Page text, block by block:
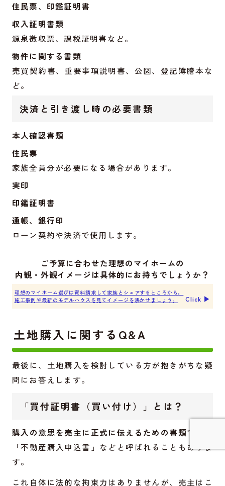
住民票、印鑑証明書
収入証明書類
源泉徴収票、課税証明書など。
物件に関する書類
売買契約書、重要事項説明書、公図、登記簿謄本な
ど。
決済と引き渡し時の必要書類
本人確認書類
住民票
家族全員分が必要になる場合があります。
実印
印鑑証明書
通帳、銀行印
ローン契約や決済で使用します。
ご予算に合わせた理想のマイホームの
内観・外観イメージは具体的にお持ちでしょうか？
理想のマイホーム選びは資料請求して家族とシェアするところから。
施工事例や最新のモデルハウスを見てイメージを沸かせましょう。
Click ▶︎
土地購入に関するQ&A
最後に、土地購入を検討している方が抱きがちな疑
問にお答えします。
「買付証明書（買い付け）」とは？
購入の意思を売主に正式に伝えるための書類です。
「不動産購入申込書」などと呼ばれることもありま
す。
これ自体に法的な拘束力はありませんが、売主はこ